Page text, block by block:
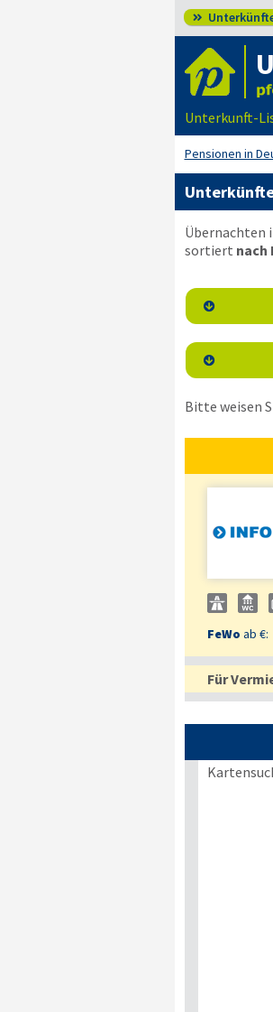

Unterkunft-
Pensionen in
Übernachten
sortiert nach


Bitte weisen
FeWo ab €:
Für